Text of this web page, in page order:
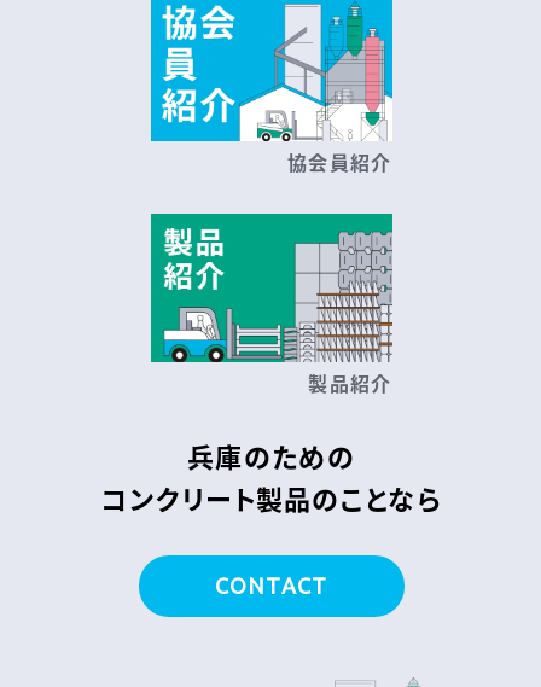
協会員紹介
製品紹介
兵庫のための
コンクリート製品のことなら
CONTACT